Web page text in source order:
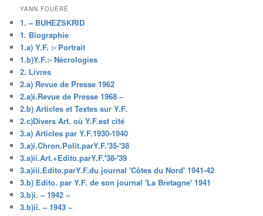
YANN FOUÉRÉ
1. – BUHEZSKRID
1. Biographie
1.a) Y.F. :- Portrait
1.b)Y.F.:- Nécrologies
2. Livres
2.a) Revue de Presse 1962
2.a)i.Revue de Presse 1968 –
2.b) Articles et Textes sur Y.F.
2.c)Divers Art. où Y.F.est cité
3.a) Articles par Y.F.1930-1940
3.a)i.Chron.Polit.parY.F.'35-'38
3.a)ii.Art.+Edito.parY.F.'38-'39
3.a)iii.Edito.parY.F.du journal 'Côtes du Nord' 1941-42
3.b) Edito. par Y.F. de son journal 'La Bretagne' 1941
3.b)i. – 1942 –
3.b)ii. – 1943 –